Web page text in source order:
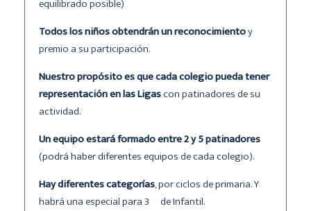
equilibrado posible)
Todos los niños obtendrán un reconocimientoy
premio a su participación.
Nuestro propósito es que cada colegio pueda tener
representación en las Ligascon patinadores de su
actividad.
Un equipo estará formado entre 2 y 5 patinadores
(podrá haber diferentes equipos de cada colegio).
Hay diferentes categorías, por ciclos de primaria. Y
habrá una especial para 3º de Infantil.